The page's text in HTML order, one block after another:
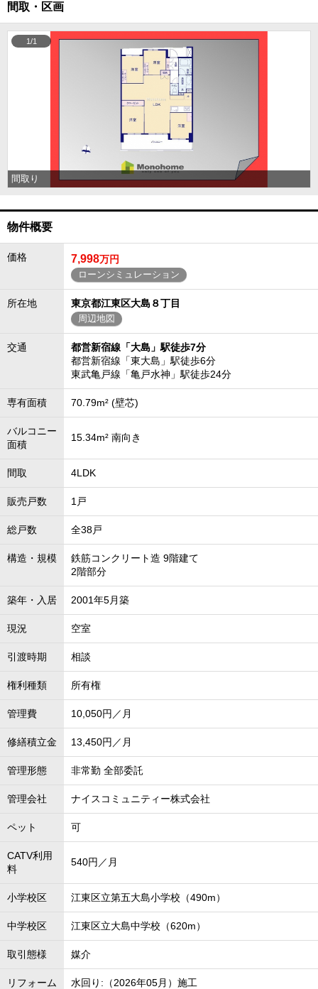
間取・区画
間取り
1/1
物件概要
価格 7,998万円
ローンシミュレーション
所在地 東京都江東区大島８丁目
周辺地図
交通
都営新宿線「大島」駅徒歩7分
都営新宿線「東大島」駅徒歩6分
東武亀戸線「亀戸水神」駅徒歩24分
専有面積 70.79m² (壁芯)
バルコニー
面積
15.34m² 南向き
間取 4LDK
販売戸数 1戸
総戸数 全38戸
構造・規模
鉄筋コンクリート造 9階建て
2階部分
築年・入居 2001年5月築
現況 空室
引渡時期 相談
権利種類 所有権
管理費 10,050円／月
修繕積立金 13,450円／月
管理形態 非常勤 全部委託
管理会社 ナイスコミュニティー株式会社
ペット 可
CATV利用
料
540円／月
小学校区 江東区立第五大島小学校（490m）
中学校区 江東区立大島中学校（620m）
取引態様 媒介
リフォーム
水回り:（2026年05月）施工